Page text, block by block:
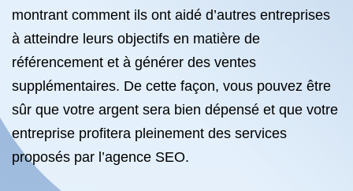
montrant comment ils ont aidé d’autres entreprises
à atteindre leurs objectifs en matière de
référencement et à générer des ventes
supplémentaires. De cette façon, vous pouvez être
sûr que votre argent sera bien dépensé et que votre
entreprise profitera pleinement des services
proposés par l’agence SEO.